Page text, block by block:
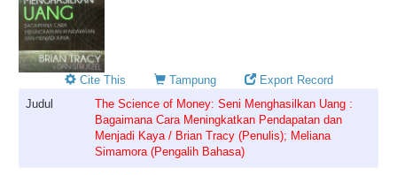
Cite This Tampung
Export Record
Judul
The Science of Money: Seni Menghasilkan Uang :
Bagaimana Cara Meningkatkan Pendapatan dan
Menjadi Kaya / Brian Tracy (Penulis); Meliana
Simamora (Pengalih Bahasa)